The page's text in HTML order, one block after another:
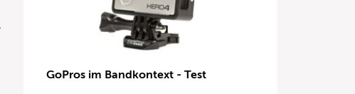
GoPros im Bandkontext - Test